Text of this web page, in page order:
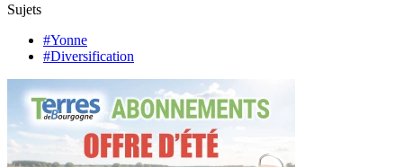
Sujets
#Yonne
#Diversification